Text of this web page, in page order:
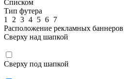
Списком
Тип футера
1
2 3 4 5 6 7
Расположение рекламных баннеров
Сверху над шапкой
Сверху под шапкой